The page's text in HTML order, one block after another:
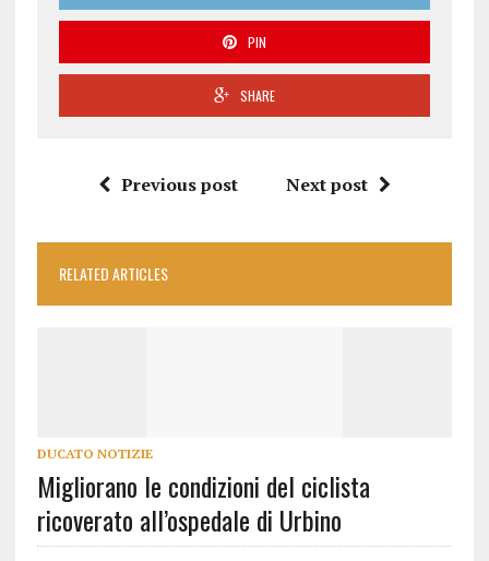
PIN
SHARE
Previous post Next post
RELATED ARTICLES
DUCATO NOTIZIE
Migliorano le condizioni del ciclista
ricoverato all’ospedale di Urbino